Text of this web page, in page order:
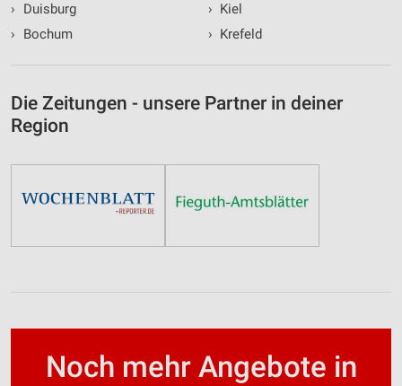
›
Duisburg
›
Bochum
› Kiel
› Krefeld
Die Zeitungen - unsere Partner in deiner
Region
Noch mehr Angebote in